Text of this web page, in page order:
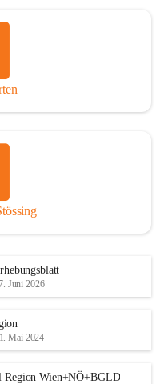
Juni 2026
Mai 2024
Region Wien+NÖ+BGLD